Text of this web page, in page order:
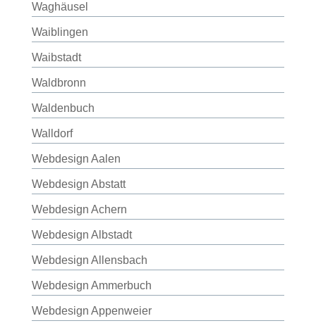
Waghäusel
Waiblingen
Waibstadt
Waldbronn
Waldenbuch
Walldorf
Webdesign Aalen
Webdesign Abstatt
Webdesign Achern
Webdesign Albstadt
Webdesign Allensbach
Webdesign Ammerbuch
Webdesign Appenweier